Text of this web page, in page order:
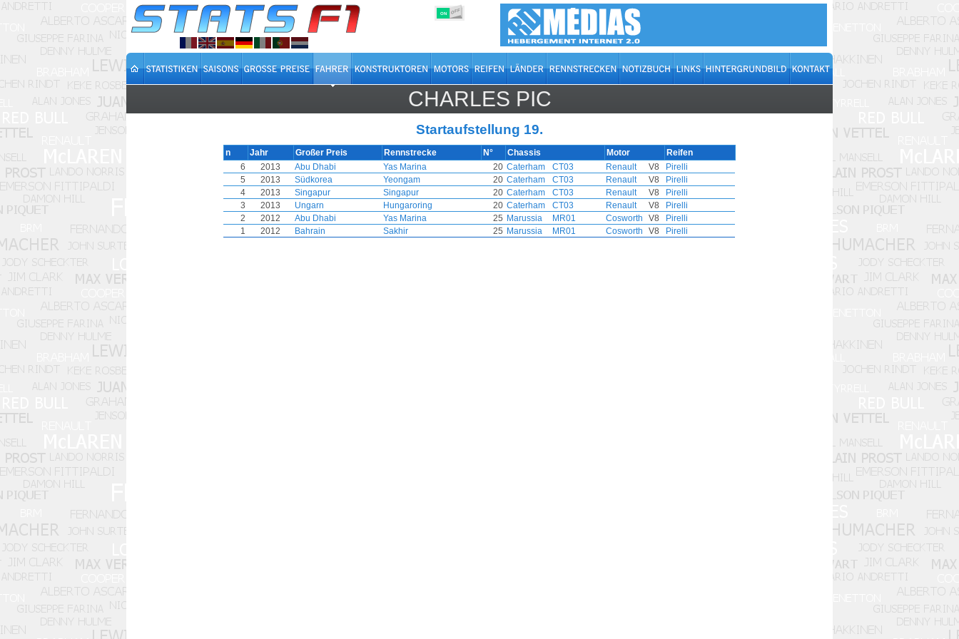
ON OFF
CHARLES PIC
Startaufstellung 19.
n Jahr Großer Preis Rennstrecke N° Chassis Motor
Reifen
6
2013 Abu Dhabi Yas Marina 20 Caterham CT03 Renault V8
Pirelli
5
2013 Südkorea Yeongam 20 Caterham CT03 Renault V8
Pirelli
4
2013 Singapur Singapur 20 Caterham CT03 Renault V8
Pirelli
3
2013 Ungarn Hungaroring 20 Caterham CT03 Renault V8
Pirelli
2
2012 Abu Dhabi Yas Marina 25 Marussia MR01 Cosworth V8
Pirelli
1
2012 Bahrain Sakhir 25 Marussia MR01 Cosworth V8 Pirelli